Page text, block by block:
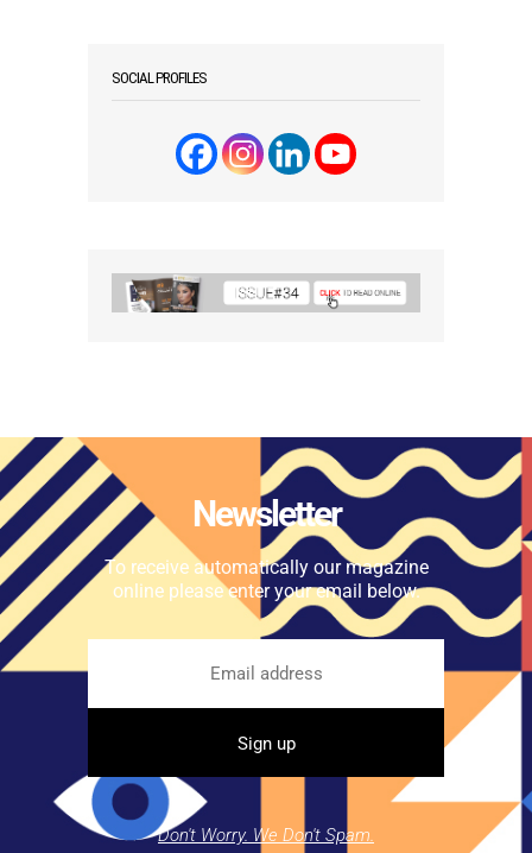
SOCIAL PROFILES
Newsletter
To receive automatically our magazine
online please enter your email below.
Don't Worry. We Don't Spam.